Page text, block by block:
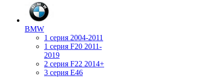
BMW
1 серия 2004-2011
1 серия F20 2011-
2019
2 серия F22 2014+
3 серия Е46